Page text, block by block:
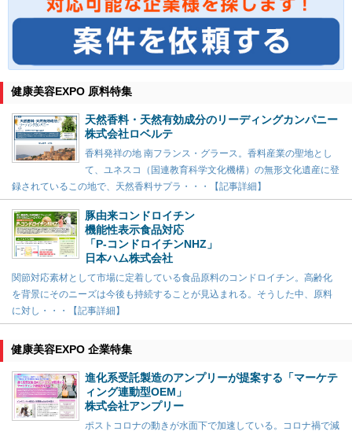
健康美容EXPO 原料特集
天然香料・天然有効成分のリーディングカンパニー
株式会社ロベルテ
香料発祥の地 南フランス・グラース。香料産業の聖地とし
て、ユネスコ（国連教育科学文化機構）の無形文化遺産に登
録されているこの地で、天然香料サプラ・・・【記事詳細】
豚由来コンドロイチン
機能性表示食品対応
「P-コンドロイチンNHZ」
日本ハム株式会社
関節対応素材として市場に定着している食品原料のコンドロイチン。高齢化
を背景にそのニーズは今後も持続することが見込まれる。そうした中、原料
に対し・・・【記事詳細】
健康美容EXPO 企業特集
進化系受託製造のアンプリーが提案する「マーケテ
ィング連動型OEM」
株式会社アンプリー
ポストコロナの動きが水面下で加速している。コロナ禍で減